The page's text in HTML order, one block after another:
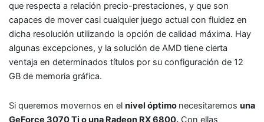
que respecta a relación precio-prestaciones, y que son
capaces de mover casi cualquier juego actual con fluidez en
dicha resolución utilizando la opción de calidad máxima. Hay
algunas excepciones, y la solución de AMD tiene cierta
ventaja en determinados títulos por su configuración de 12
GB de memoria gráfica.
Si queremos movernos en el nivel óptimo necesitaremos una
GeForce 3070 Ti o una Radeon RX 6800. Con ellas